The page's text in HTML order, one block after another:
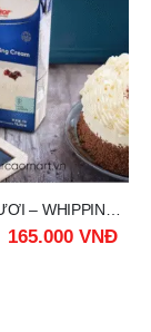
165.000 VNĐ